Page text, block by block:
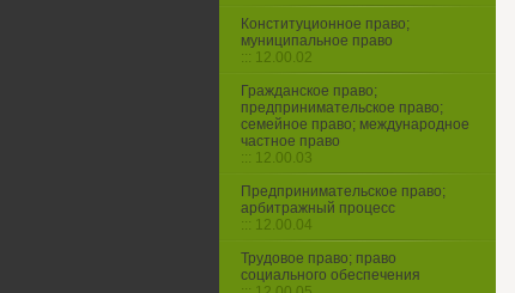
Конституционное право;
муниципальное право
::: 12.00.02
Гражданское право;
предпринимательское право;
семейное право; международное
частное право
::: 12.00.03
Предпринимательское право;
арбитражный процесс
::: 12.00.04
Трудовое право; право
социального обеспечения